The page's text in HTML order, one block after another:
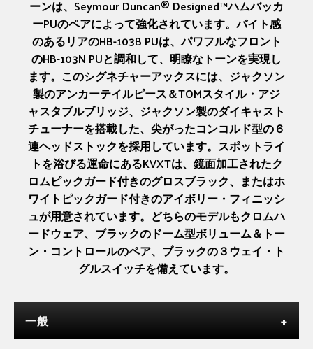
ーンは、Seymour Duncan® Designed™ハムバッカ
ーPUのペアによって強化されています。バイト感
のあるリアのHB-103B PUは、パワフルなフロント
のHB-103N PUと調和して、明瞭なトーンを実現し
ます。このシグネチャーアックスには、ジャクソン
製のアンカーテイルピース＆TOMスタイル・アジ
ャスタブルブリッジ、ジャクソン製のダイキャスト
チューナーを搭載した、尖がったコンコルド型の６
連ヘッドストックを採用しています。スポットライ
トを浴びる運命にあるKVXTは、鏡面加工されたク
ロムピックガード付きのグロスブラック、またはホ
ワイトピックガード付きのアイボリー・フィニッシ
ュが用意されています。どちらのモデルもクロムハ
ードウェア、ブラックのドーム型ボリューム＆トー
ン・コントロールのペア、ブラックの３ウェイ・ト
グルスイッチを備えています。
一般